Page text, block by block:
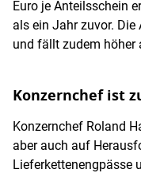
Euro je Anteilsschein
als ein Jahr zuvor.
und fällt zudem höher
Konzernchef ist
Konzernchef Roland
aber auch auf
Lieferkettenengpässe